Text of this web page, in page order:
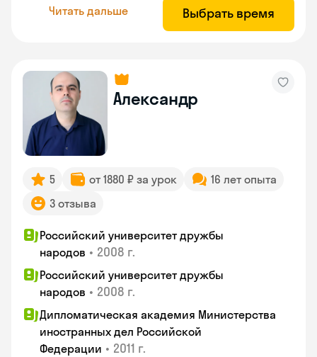
Читать дальше Выбрать время
Александр
5 от 1880 ₽ за урок
16 лет опыта
3 отзыва
Российский университет дружбы
народов • 2008 г.
Российский университет дружбы
народов • 2008 г.
Дипломатическая академия Министерства
иностранных дел Российской
Федерации • 2011 г.